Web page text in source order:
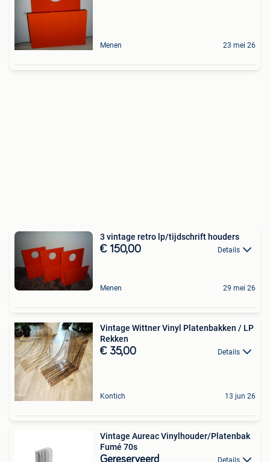
Menen 23 mei 26
3 vintage retro lp/tijdschrift houders
€ 150,00 Details
Menen 29 mei 26
Vintage Wittner Vinyl Platenbakken / LP
Rekken
€ 35,00 Details
Kontich 13 jun 26
Vintage Aureac Vinylhouder/Platenbak
Fumé 70s
Gereserveerd Details